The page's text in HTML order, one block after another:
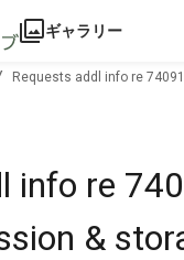
ギャラリー
Requests addl info re
info re
&